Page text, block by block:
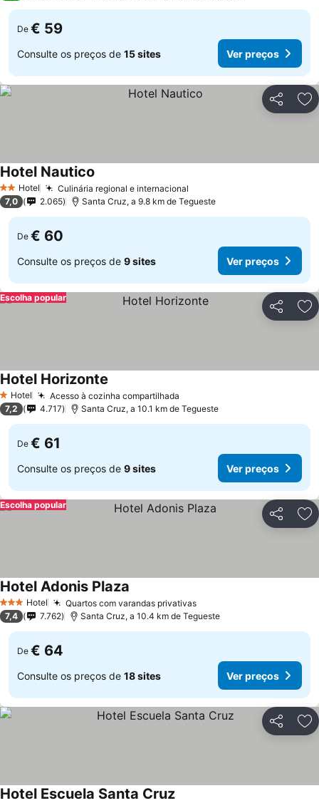
De € 59
Consulte os preços de 15 sites Ver preços
Partilhar
2 Estrelas
Hotel Culinária regional e internacional
Hotel Nautico
7,0 2.065 Santa Cruz, a 9.8 km de Tegueste
De € 60
Consulte os preços de 9 sites Ver preços
Partilhar
Escolha popular
1 Estrelas
Hotel Acesso à cozinha compartilhada
Hotel Horizonte
7,2 4.717 Santa Cruz, a 10.1 km de Tegueste
De € 61
Consulte os preços de 9 sites Ver preços
Partilhar
Escolha popular
3 EstrelasHotel Quartos com varandas privativas
Hotel Adonis Plaza
7,4 7.762 Santa Cruz, a 10.4 km de Tegueste
De € 64
Consulte os preços de 18 sites Ver preços
Partilhar
Hotel Escuela Santa Cruz